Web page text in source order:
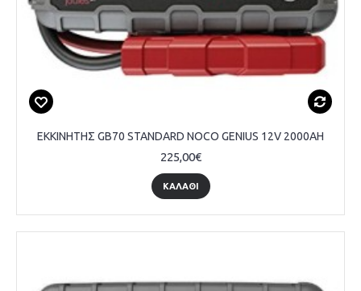
ΕΚΚΙΝΗΤΗΣ GB70 STANDARD NOCO GENIUS 12V 2000AH
225,00€
ΚΑΛΑΘΙ